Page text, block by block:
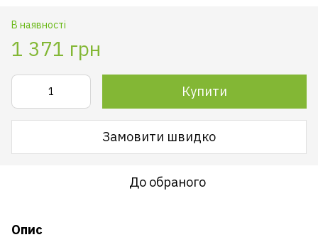
В наявності
1 371 грн
Купити
Замовити швидко
До обраного
Опис